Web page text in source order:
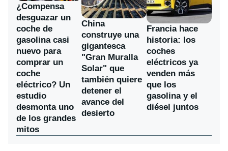
¿Compensa
desguazar un
coche de
gasolina casi
nuevo para
comprar un
coche
eléctrico? Un
estudio
desmonta uno
de los grandes
mitos
China
construye una
gigantesca
"Gran Muralla
Solar" que
también quiere
detener el
avance del
desierto
Francia hace
historia: los
coches
eléctricos ya
venden más
que los
gasolina y el
diésel juntos